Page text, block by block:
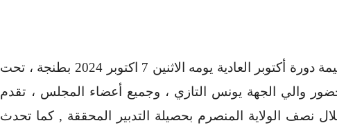
عقد مجلس جهة طنجة تطوان الحسيمة دورة أكتوبر العادية يومه الاثنين 7 اكتوبر 2024 بطنجة ، تحت
والي الجهة يونس التازي ، وجميع أعضاء المجلس ، تقدم
نصف الولاية المنصرم بحصيلة التدبير المحققة , كما تحدث